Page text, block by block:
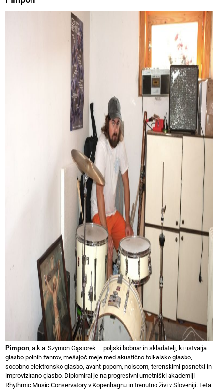
Pimpon , a.k.a. Szymon Gąsiorek – poljski bobnar in skladatelj, ki ustvarja
glasbo polnih žanrov, mešajoč meje med akustično tolkalsko glasbo,
sodobno elektronsko glasbo, avant-popom, noiseom, terenskimi posnetki in
improvizirano glasbo. Diplomiral je na progresivni umetniški akademiji
Rhythmic Music Conservatory v Kopenhagnu in trenutno živi v Sloveniji. Leta